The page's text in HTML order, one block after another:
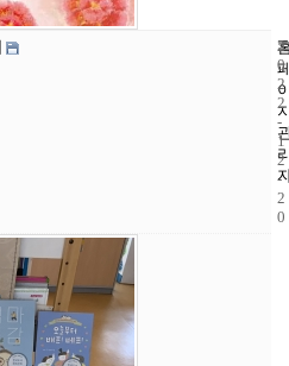
5
2
0
2
2
-
1
2
-
2
0